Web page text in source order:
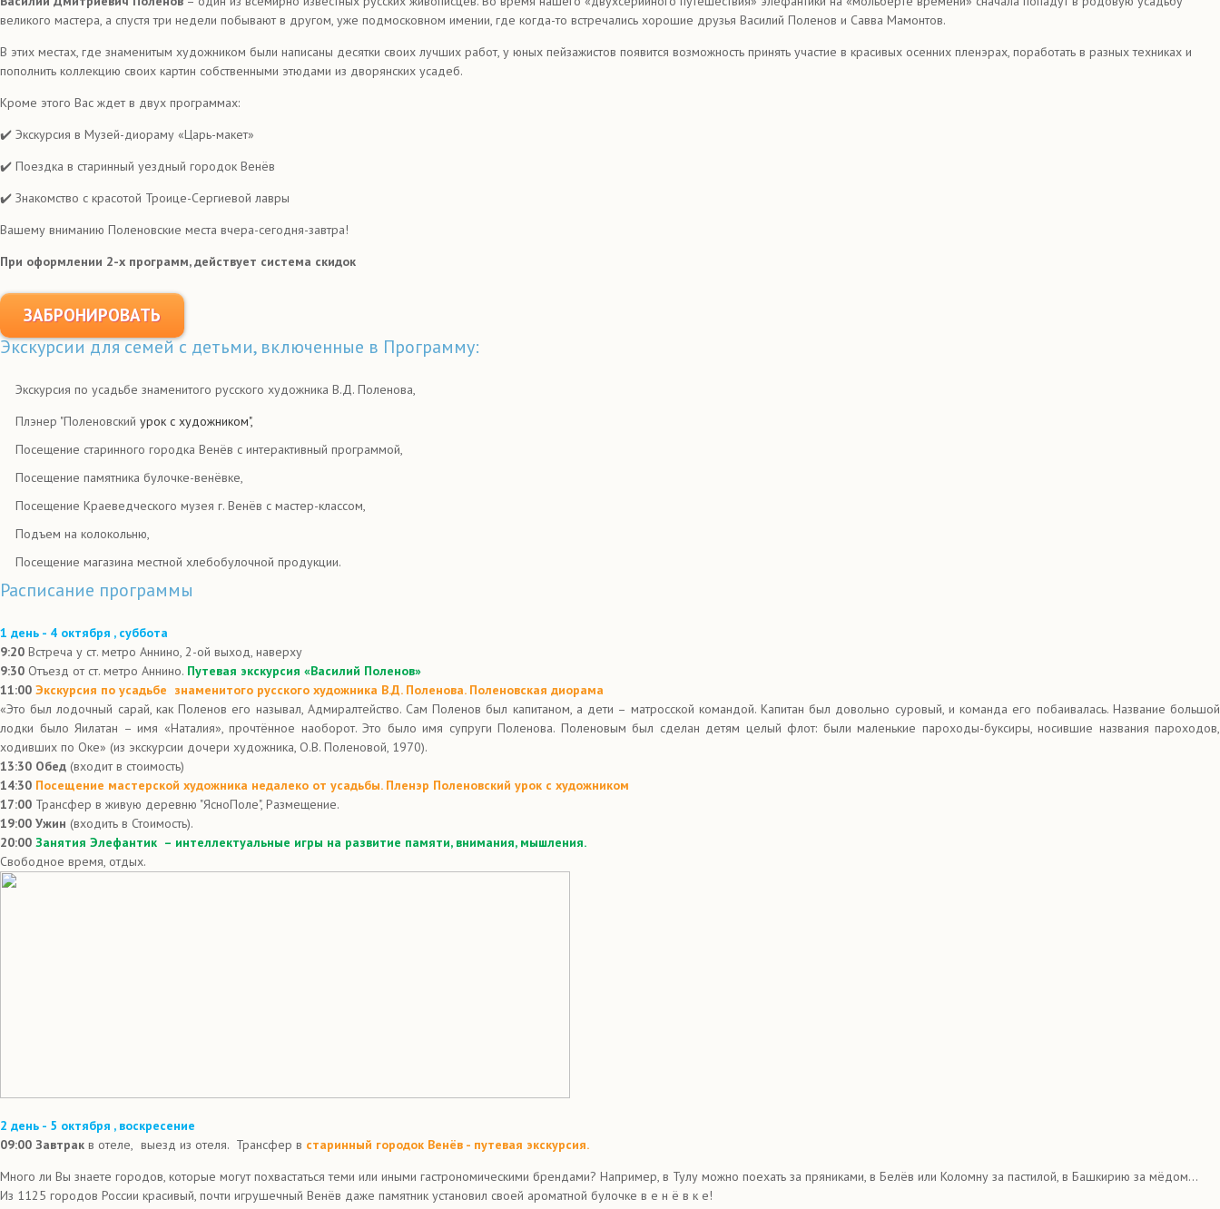
великого мастера, а спустя три недели побывают в другом, уже подмосковном имении, где когда-то встречались хорошие друзья Василий Поленов и Савва Мамонтов.
В этих местах, где знаменитым художником были написаны десятки своих лучших работ, у юных пейзажистов появится возможность принять участие в красивых осенних пленэрах, поработать в разных техниках и
пополнить коллекцию своих картин собственными этюдами из дворянских усадеб.
Кроме этого Вас ждет в двух программах:
✔️ Экскурсия в Музей-диораму «Царь-макет»
✔️ Поездка в старинный уездный городок Венёв
✔️ Знакомство с красотой Троице-Сергиевой лавры
Вашему вниманию Поленовские места вчера-сегодня-завтра!
При оформлении 2-х программ, действует система скидок
ЗАБРОНИРОВАТЬ
Экскурсии для семей с детьми, включенные в Программу:
Экскурсия по усадьбе знаменитого русского художника В.Д. Поленова,
Плэнер "Поленовский урок с художником",
Посещение старинного городка Венёв с интерактивный программой,
Посещение памятника булочке-венёвке,
Посещение Краеведческого музея г. Венёв с мастер-классом,
Подъем на колокольню,
Посещение магазина местной хлебобулочной продукции.
Расписание программы
1 день - 4 октября , суббота
9:20 Встреча у ст. метро Аннино, 2-ой выход, наверху
9:30 Отъезд от ст. метро Аннино. Путевая экскурсия «Василий Поленов»
11:00 Экскурсия по усадьбе знаменитого русского художника В.Д. Поленова. Поленовская диорама
«Это был лодочный сарай, как Поленов его называл, Адмиралтейство. Сам Поленов был капитаном, а дети – матросской командой. Капитан был довольно суровый, и команда его побаивалась. Название большой
лодки было Яилатан – имя «Наталия», прочтённое наоборот. Это было имя супруги Поленова. Поленовым был сделан детям целый флот: были маленькие пароходы-буксиры, носившие названия пароходов,
ходивших по Оке» (из экскурсии дочери художника, О.В. Поленовой, 1970).
13:30 Обед (входит в стоимость)
14:30 Посещение мастерской художника недалеко от усадьбы. Пленэр Поленовский урок с художником
17:00 Трансфер в живую деревню "ЯсноПоле", Размещение.
19:00 Ужин (входить в Стоимость).
20:00 Занятия Элефантик – интеллектуальные игры на развитие памяти, внимания, мышления.
Свободное время, отдых.
2 день - 5 октября , воскресение
09:00 Завтрак в отеле, выезд из отеля. Трансфер в старинный городок Венёв - путевая экскурсия.
Много ли Вы знаете городов, которые могут похвастаться теми или иными гастрономическими брендами? Например, в Тулу можно поехать за пряниками, в Белёв или Коломну за пастилой, в Башкирию за мёдом...
Из 1125 городов России красивый, почти игрушечный Венёв даже памятник установил своей ароматной булочке в е н ё в к е!